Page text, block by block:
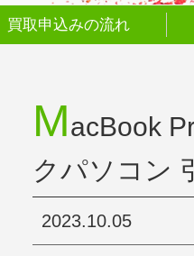
買取申込みの流れ
MacBook
クパソコン
2023.10.05